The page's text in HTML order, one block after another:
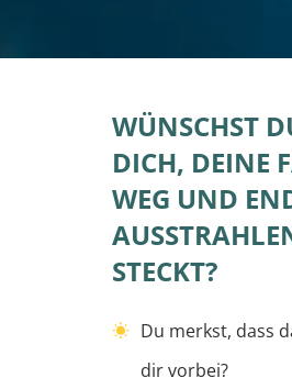
WÜNSCHST
DICH, DEINE
WEG UND
STECKT?
Du merkst, dass
dir vorbei?